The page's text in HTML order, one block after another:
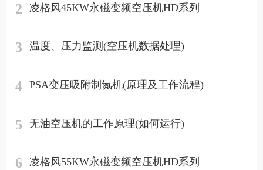
2 凌格风45KW永磁变频空压机HD系列
3 温度、压力监测(空压机数据处理)
4 PSA变压吸附制氮机(原理及工作流程)
5 无油空压机的工作原理(如何运行)
6 凌格风55KW永磁变频空压机HD系列